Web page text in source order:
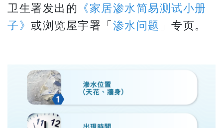
卫生署发出的 《家居渗水简易测试小册
子》 或浏览屋宇署「渗水问题 」专页。